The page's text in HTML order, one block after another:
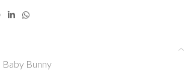
Baby Bunny